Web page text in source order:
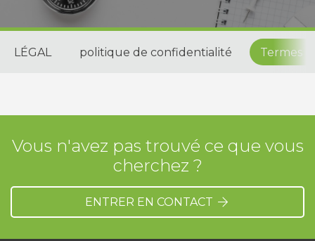
LÉGAL politique de confidentialité Termes
Vous n'avez pas trouvé ce que vous
cherchez ?
ENTRER EN CONTACT